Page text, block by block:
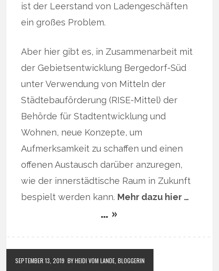
ist der Leerstand von Ladengeschäften
ein großes Problem.
Aber hier gibt es, in Zusammenarbeit mit
der Gebietsentwicklung Bergedorf-Süd
unter Verwendung von Mitteln der
Städtebauförderung (RISE-Mittel) der
Behörde für Stadtentwicklung und
Wohnen, neue Konzepte, um
Aufmerksamkeit zu schaffen und einen
offenen Austausch darüber anzuregen,
wie der innerstädtische Raum in Zukunft
bespielt werden kann. Mehr dazu hier …
… »
SEPTEMBER 13, 2019 BY HEIDI VOM LANDE, BLOGGERIN